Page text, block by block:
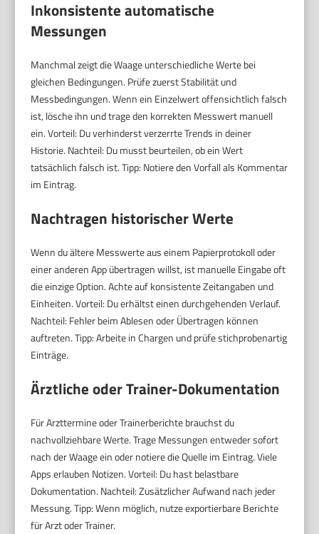
Inkonsistente automatische
Messungen
Manchmal zeigt die Waage unterschiedliche Werte bei
gleichen Bedingungen. Prüfe zuerst Stabilität und
Messbedingungen. Wenn ein Einzelwert offensichtlich falsch
ist, lösche ihn und trage den korrekten Messwert manuell
ein. Vorteil: Du verhinderst verzerrte Trends in deiner
Historie. Nachteil: Du musst beurteilen, ob ein Wert
tatsächlich falsch ist. Tipp: Notiere den Vorfall als Kommentar
im Eintrag.
Nachtragen historischer Werte
Wenn du ältere Messwerte aus einem Papierprotokoll oder
einer anderen App übertragen willst, ist manuelle Eingabe oft
die einzige Option. Achte auf konsistente Zeitangaben und
Einheiten. Vorteil: Du erhältst einen durchgehenden Verlauf.
Nachteil: Fehler beim Ablesen oder Übertragen können
auftreten. Tipp: Arbeite in Chargen und prüfe stichprobenartig
Einträge.
Ärztliche oder Trainer-Dokumentation
Für Arzttermine oder Trainerberichte brauchst du
nachvollziehbare Werte. Trage Messungen entweder sofort
nach der Waage ein oder notiere die Quelle im Eintrag. Viele
Apps erlauben Notizen. Vorteil: Du hast belastbare
Dokumentation. Nachteil: Zusätzlicher Aufwand nach jeder
Messung. Tipp: Wenn möglich, nutze exportierbare Berichte
für Arzt oder Trainer.